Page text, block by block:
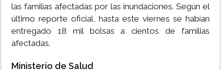
las familias afectadas por las inundaciones. Según el
último reporte oficial, hasta este viernes se habían
entregado 18 mil bolsas a cientos de familias
afectadas.
Ministerio de Salud